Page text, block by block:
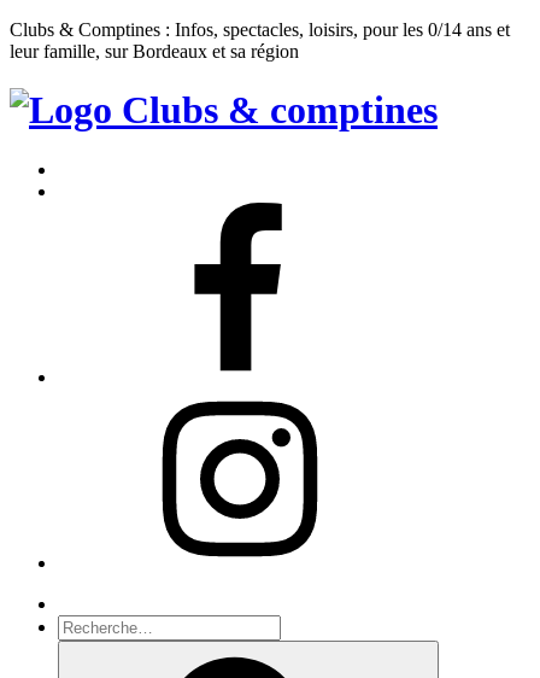
Clubs & Comptines : Infos, spectacles, loisirs, pour les 0/14 ans et
leur famille, sur Bordeaux et sa région
Clubs
Comptines
Recherche
pour